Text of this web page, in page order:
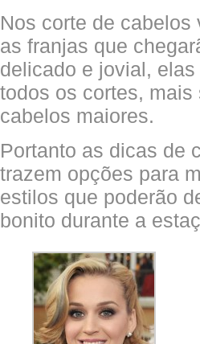
Nos corte de
as franjas que
delicado e jovial,
todos os cortes,
cabelos maiores.
Portanto as dicas de
trazem opções para
estilos que poderão
bonito durante a